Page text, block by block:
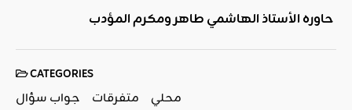
حاوره الأستاذ الهاشمي طاهر ومكرم المؤدب
CATEGORIES
جواب سؤال متفرقات محلي